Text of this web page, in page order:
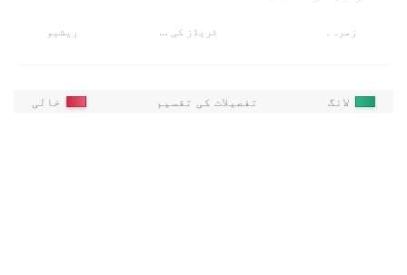
زمرہ۔ ٹریڈز کی تعداد ریشیو
لانگ تفصیلات کی تقسیم خالی